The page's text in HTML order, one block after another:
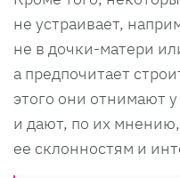
не устраивает,
не в дочки-матери
а предпочитает
этого они отнимают
и дают, по их
ее склонностям и